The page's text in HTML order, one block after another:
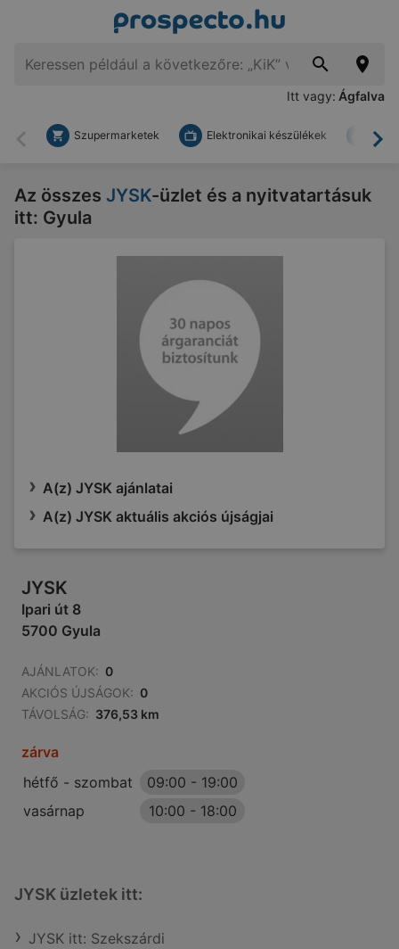
Itt vagy: Ágfalva
Vissza
Szupermarketek Elektronikai készülékek
Az összes JYSK-üzlet és a nyitvatartásuk
itt: Gyula
A(z) JYSK ajánlatai
A(z) JYSK aktuális akciós újságjai
JYSK
Ipari út 8
5700 Gyula
AJÁNLATOK: 0
AKCIÓS ÚJSÁGOK: 0
TÁVOLSÁG: 376,53 km
zárva
hétfő - szombat
09:00 - 19:00
vasárnap
10:00 - 18:00
JYSK üzletek itt:
JYSK itt: Szekszárdi